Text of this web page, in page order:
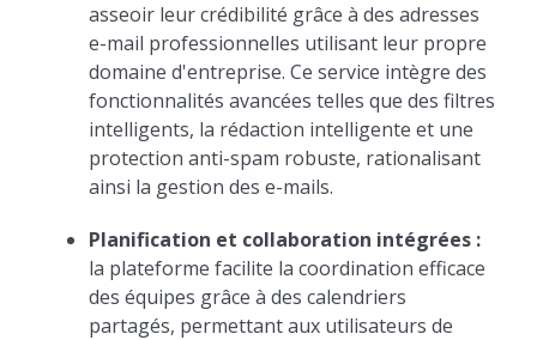
asseoir leur crédibilité grâce à des adresses
e-mail professionnelles utilisant leur propre
domaine d'entreprise. Ce service intègre des
fonctionnalités avancées telles que des filtres
intelligents, la rédaction intelligente et une
protection anti-spam robuste, rationalisant
ainsi la gestion des e-mails.
Planification et collaboration intégrées :
la plateforme facilite la coordination efficace
des équipes grâce à des calendriers
partagés, permettant aux utilisateurs de